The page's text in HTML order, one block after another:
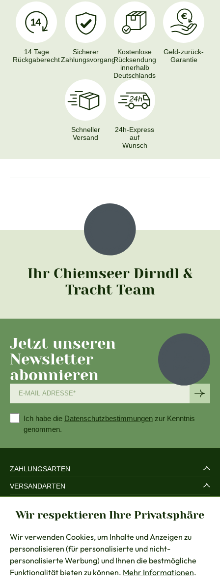
14 Tage
Rückgaberecht
Sicherer
Zahlungsvorgang
Kostenlose
Rücksendung
innerhalb
Deutschlands
Geld-zurück-
Garantie
Schneller
Versand
24h-Express
auf
Wunsch
Ihr Chiemseer Dirndl &
Tracht Team
Jetzt unseren
Newsletter
abonnieren
Ich habe die Datenschutzbestimmungen zur Kenntnis
genommen.
ZAHLUNGSARTEN
VERSANDARTEN
RECHTLICHES
BERATUNG
KONTAKT
Wir respektieren Ihre Privatsphäre
Wir verwenden Cookies, um Inhalte und Anzeigen zu
personalisieren (für personalisierte und nicht-
personalisierte Werbung) und Ihnen die bestmögliche
Funktionalität bieten zu können. Mehr Informationen.